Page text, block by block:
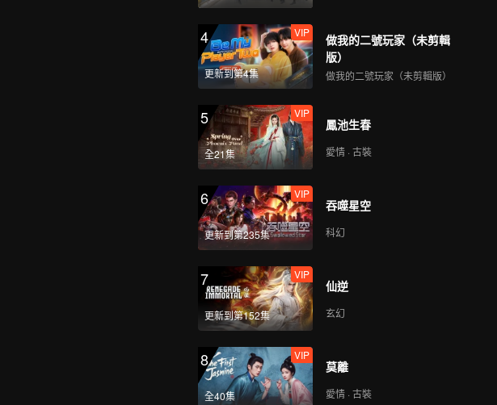
4
更新到第4集
VIP
做我的二號玩家（未剪輯
版）
做我的二號玩家（未剪輯版）
5
全21集
VIP
鳳池生春
愛情 · 古裝
6
更新到第235集
VIP
吞噬星空
科幻
7
更新到第152集
VIP
仙逆
玄幻
8
全40集
VIP
莫離
愛情 · 古裝